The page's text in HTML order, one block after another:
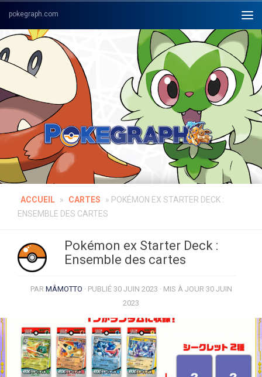
Skip to content
ACCUEIL » CARTES » POKÉMON EX STARTER DECK :
ENSEMBLE DES CARTES
Pokémon ex Starter Deck :
Ensemble des cartes
PAR MÂMOTTO · PUBLIÉ 30 JUIN 2023 · MIS À JOUR 30 JUIN
2023